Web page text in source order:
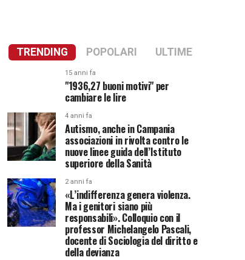
TRENDING POPOLARI ULTIME
15 anni fa
"1936,27 buoni motivi" per
cambiare le lire
4 anni fa
Autismo, anche in Campania
associazioni in rivolta contro le
nuove linee guida dell’Istituto
superiore della Sanità
2 anni fa
«L’indifferenza genera violenza.
Ma i genitori siano più
responsabili». Colloquio con il
professor Michelangelo Pascali,
docente di Sociologia del diritto e
della devianza